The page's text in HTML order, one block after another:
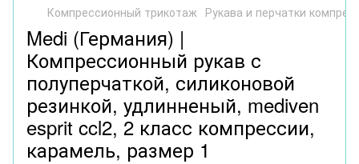
Компрессионный трикотаж Рукава и перчатки
Medi (Германия) |
Компрессионный рукав с
полуперчаткой, силиконовой
резинкой, удлинненый, mediven
esprit ccl2, 2 класс компрессии,
карамель, размер 1